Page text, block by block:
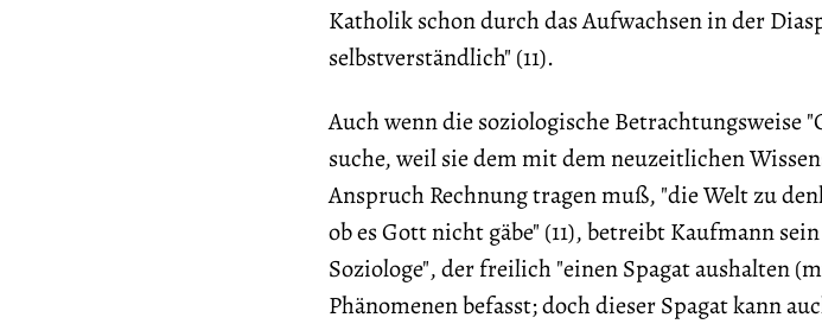
Katholik schon durch das Aufwachsen in der
selbstverständlich" (11).
Auch wenn die soziologische Betrachtungsweise
suche, weil sie dem mit dem neuzeitlichen
Anspruch Rechnung tragen muß, "die Welt zu
ob es Gott nicht gäbe" (11), betreibt Kaufmann
Soziologe", der freilich "einen Spagat aushalten
Phänomenen befasst; doch dieser Spagat kann